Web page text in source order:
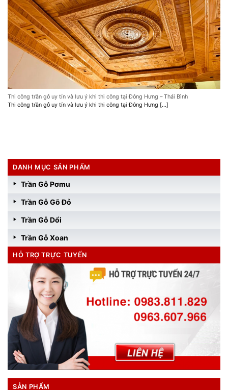
Thi công trần gỗ uy tín và lưu ý khi thi công tại Đông Hưng – Thái Bình
Thi công trần gỗ uy tín và lưu ý khi thi công tại Đông Hưng [...]
DANH MỤC SẢN PHẨM
Trần Gỗ Pơmu
Trần Gỗ Gõ Đỏ
Trần Gỗ Dổi
Trần Gỗ Xoan
HỖ TRỢ TRỰC TUYẾN
SẢN PHẨM